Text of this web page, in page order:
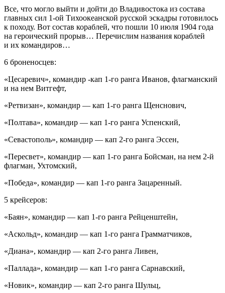
Все, что могло выйти и дойти до Владивостока из состава
главных сил 1-ой Тихоокеанской русской эскадры готовилось
к походу. Вот состав кораблей, что пошли 10 июля 1904 года
на героический прорыв… Перечислим названия кораблей
и их командиров…
6 броненосцев:
«Цесаревич», командир -кап 1-го ранга Иванов, флагманский
и на нем Витгефт,
«Ретвизан», командир — кап 1-го ранга Щенснович,
«Полтава», командир — кап 1-го ранга Успенский,
«Севастополь», командир — кап 2-го ранга Эссен,
«Пересвет», командир — кап 1-го ранга Бойсман, на нем 2-й
флагман, Ухтомский,
«Победа», командир — кап 1-го ранга Зацаренный.
5 крейсеров:
«Баян», командир — кап 1-го ранга Рейценштейн,
«Аскольд», командир — кап 1-го ранга Грамматчиков,
«Диана», командир — кап 2-го ранга Ливен,
«Паллада», командир — кап 1-го ранга Сарнавский,
«Новик», командир — кап 2-го ранга Шульц,